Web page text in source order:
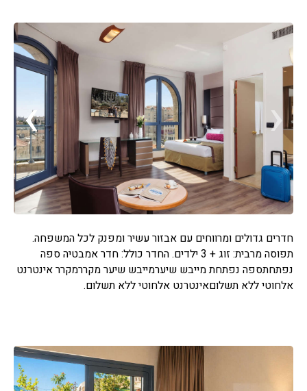
‹
›
חדרים גדולים ומרווחים עם אבזור עשיר ומפנק לכל המשפחה.
תפוסה מרבית: זוג + 3 ילדים. החדר כולל: חדר אמבטיה ספה
נפתחתספה נפתחת מייבש שיערמייבש שיער מקררמקרר אינטרנט
אלחוטי ללא תשלוםאינטרנט אלחוטי ללא תשלום.